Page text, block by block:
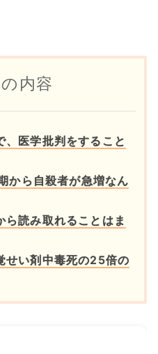
内容
、医学批判をすること
から自殺者が急増なん
ら読み取れることはま
せい剤中毒死の25倍の